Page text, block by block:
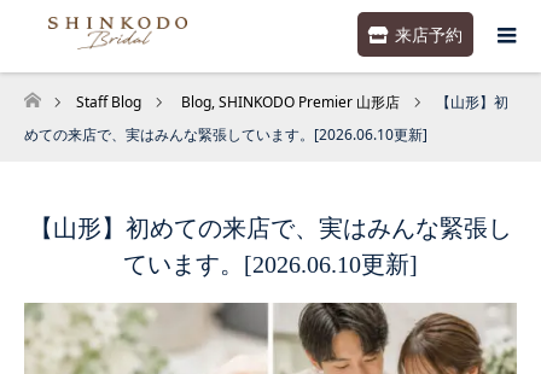
来店予約
ホーム
Staff Blog Blog,SHINKODO Premier 山形店
【山形】初
めての来店で、実はみんな緊張しています。[2026.06.10更新]
【山形】初めての来店で、実はみんな緊張し
ています。[2026.06.10更新]